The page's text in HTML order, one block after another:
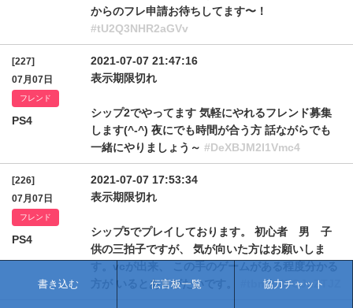
からのフレ申請お待ちしてます〜！
#tU2Q3NHR2aGVv
[227]
07月07日
フレンド
PS4
2021-07-07 21:47:16
表示期限切れ
シップ2でやってます 気軽にやれるフレンド募集
します(^-^) 夜にでも時間が合う方 話ながらでも
一緒にやりましょう～ #DeXBJM2l1Vmc4
[226]
07月07日
フレンド
PS4
2021-07-07 17:53:34
表示期限切れ
シップ5でプレイしております。 初心者 男 子
供の三拍子ですが、 気が向いた方はお願いしま
方が いるとありがたいです。
#tbnVmWGJuZTJZ
書き込む 伝言板一覧 協力チャット